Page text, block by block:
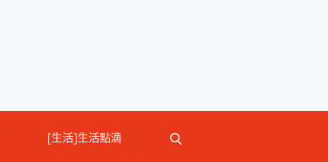
[生活]生活點滴